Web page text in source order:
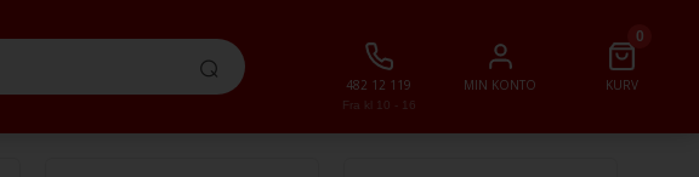
Fra kl 10 - 16
482 12 119 MIN KONTO
0
KURV